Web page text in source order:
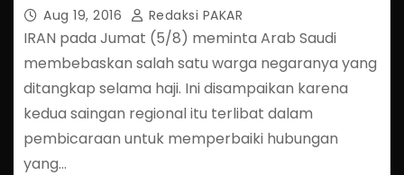
Aug 19, 2016 Redaksi PAKAR
IRAN pada Jumat (5/8) meminta Arab Saudi
membebaskan salah satu warga negaranya yang
ditangkap selama haji. Ini disampaikan karena
kedua saingan regional itu terlibat dalam
pembicaraan untuk memperbaiki hubungan
yang…